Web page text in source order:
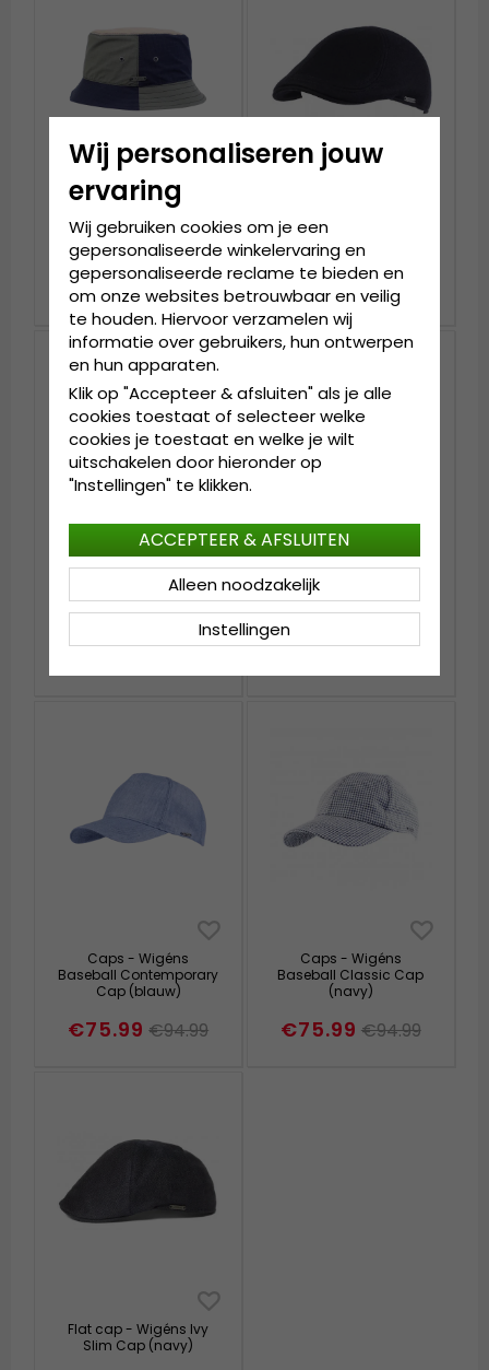
Hoeden - Wigéns
Bucket hat (multi)
€67.99 €84.99
Flat cap - Wigéns Pub
Cap Melton Wool
(zwart)
€79.99 €99.99
Caps - Wigéns
Baseball Contemporary
Flat cap - Wigéns
Newsboy Slim Cap
Caps - Wigéns
Baseball Contemporary
Cap (blauw)
€75.99 €94.99
Caps - Wigéns
Baseball Classic Cap
(navy)
€75.99 €94.99
Flat cap - Wigéns Ivy
Slim Cap (navy)
Wij personaliseren jouw
ervaring
Wij gebruiken cookies om je een
gepersonaliseerde winkelervaring en
gepersonaliseerde reclame te bieden en
om onze websites betrouwbaar en veilig
te houden. Hiervoor verzamelen wij
informatie over gebruikers, hun ontwerpen
en hun apparaten.
Klik op "Accepteer & afsluiten" als je alle
cookies toestaat of selecteer welke
cookies je toestaat en welke je wilt
uitschakelen door hieronder op
"Instellingen" te klikken.
Instellingen
Alleen noodzakelijk
ACCEPTEER & AFSLUITEN